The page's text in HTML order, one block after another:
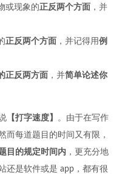
或现象的正反两个方面 ，并
正反两个方面 ，并记得用例
正反两方面 ，并简单论述你
【打字速度】
。由于在写作
然而每道题目的时间又有限，
目的规定时间内 ，更充分地
还是软件或是 app，都有很